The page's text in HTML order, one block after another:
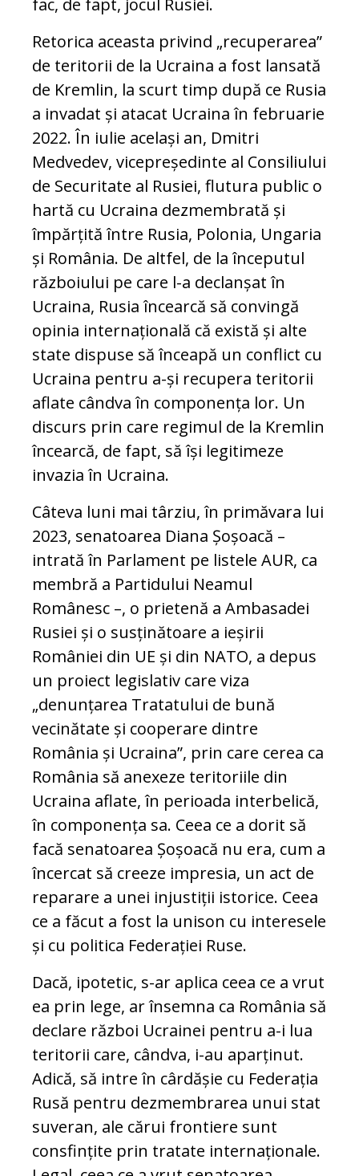
fac, de fapt, jocul Rusiei.
Retorica aceasta privind „recuperarea”
de teritorii de la Ucraina a fost lansată
de Kremlin, la scurt timp după ce Rusia
a invadat și atacat Ucraina în februarie
2022. În iulie același an, Dmitri
Medvedev, vicepreședinte al Consiliului
de Securitate al Rusiei, flutura public o
hartă cu Ucraina dezmembrată și
împărțită între Rusia, Polonia, Ungaria
și România. De altfel, de la începutul
războiului pe care l-a declanșat în
Ucraina, Rusia încearcă să convingă
opinia internațională că există și alte
state dispuse să înceapă un conflict cu
Ucraina pentru a-și recupera teritorii
aflate cândva în componența lor. Un
discurs prin care regimul de la Kremlin
încearcă, de fapt, să își legitimeze
invazia în Ucraina.
Câteva luni mai târziu, în primăvara lui
2023, senatoarea Diana Șoșoacă –
intrată în Parlament pe listele AUR, ca
membră a Partidului Neamul
Românesc –, o prietenă a Ambasadei
Rusiei și o susținătoare a ieșirii
României din UE și din NATO, a depus
un proiect legislativ care viza
„denunțarea Tratatului de bună
vecinătate și cooperare dintre
România și Ucraina”, prin care cerea ca
România să anexeze teritoriile din
Ucraina aflate, în perioada interbelică,
în componența sa. Ceea ce a dorit să
facă senatoarea Șoșoacă nu era, cum a
încercat să creeze impresia, un act de
reparare a unei injustiții istorice. Ceea
ce a făcut a fost la unison cu interesele
și cu politica Federației Ruse.
Dacă, ipotetic, s-ar aplica ceea ce a vrut
ea prin lege, ar însemna ca România să
declare război Ucrainei pentru a-i lua
teritorii care, cândva, i-au aparținut.
Adică, să intre în cârdășie cu Federația
Rusă pentru dezmembrarea unui stat
suveran, ale cărui frontiere sunt
consfințite prin tratate internaționale.